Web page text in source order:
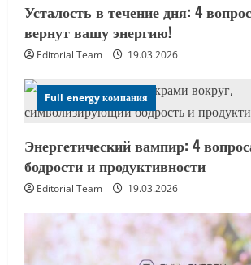
Усталость в течение дня: 4
вернут вашу энергию!
Editorial Team 19.03.2026
Full energy компания
Энергетический вампир: 4
бодрости и продуктивности
Editorial Team 19.03.2026